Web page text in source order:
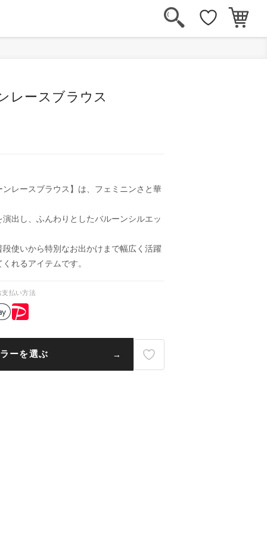
レースブラウス
レースブラウス】は、フェミニンさと華
出し、ふんわりとしたバルーンシルエッ
使いから特別なお出かけまで幅広く活躍
れるアイテムです。
支払い方法
ーを選ぶ